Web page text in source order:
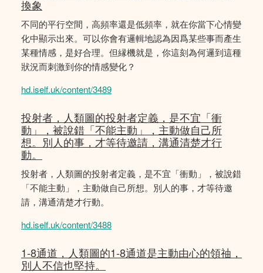
換象
不同的平行空間，高頻率還是低頻率，就在你當下心情變
化中顯示出來。可以你會有邏輯地認為因爲某些事而產生
某種情感，是好合理。但縁機就是，你這刻為何邏到這種
狀況而刺激到你的情感變化？
hd.iself.uk/content/3489
投射者，人類圖的投射者定義，是不宜「衝
動」，被說錯「不能主動」，主動做自己所
想。別人的事，才等待邀請，溝通清楚才行
動。
投射者，人類圖的投射者定義，是不宜「衝動」，被說錯
「不能主動」，主動做自己所想。別人的事，才等待邀
請，溝通清楚才行動。
hd.iself.uk/content/3488
1-8通道，人類圖的1-8通道是主動由心的領䄂，
別人不信也堅持。